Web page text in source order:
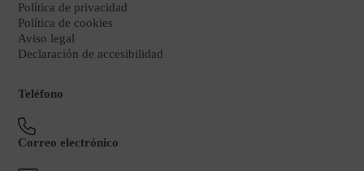
Política de privacidad
Política de cookies
Aviso legal
Declaración de accesibilidad
Teléfono
Correo electrónico